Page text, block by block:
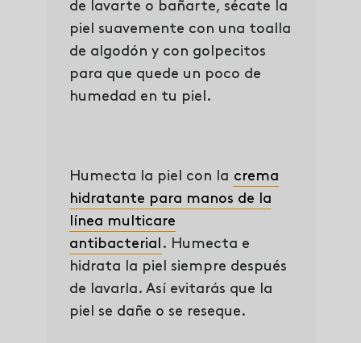
de lavarte o bañarte, sécate la
piel suavemente con una toalla
de algodón y con golpecitos
para que quede un poco de
humedad en tu piel.
Humecta la piel con la crema
hidratante para manos de la
línea multicare
antibacterial . Humecta e
hidrata la piel siempre después
de lavarla. Así evitarás que la
piel se dañe o se reseque.